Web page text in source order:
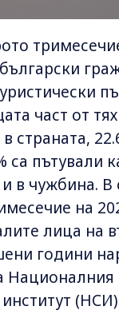
част от тях
страната,
са пътували
и в чужбина. В
на
лица на
години
Националния